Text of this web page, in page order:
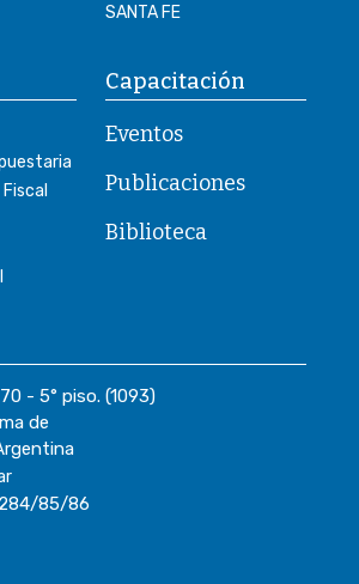
SANTA FE
Capacitación
Eventos
Publicaciones
Biblioteca
- 5° piso. (1093)
de
85/86